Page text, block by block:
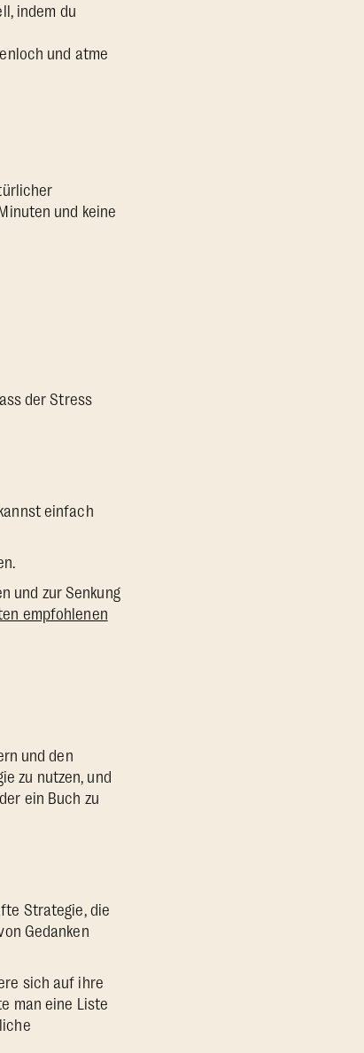
indem du
und atme
und keine
der Stress
einfach
und zur Senkung
empfohlenen
und den
zu nutzen, und
ein Buch zu
Strategie, die
Gedanken
sich auf ihre
man eine Liste